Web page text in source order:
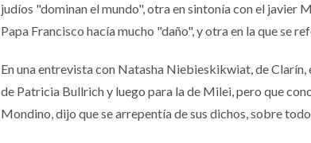
judíos "dominan el mundo", otra en sintonía con el javier
Papa Francisco hacía mucho "daño", y otra en la que se
En una entrevista con Natasha Niebieskikwiat, de
de Patricia Bullrich y luego para la de Milei, pero que
Mondino, dijo que se arrepentía de sus dichos, sobre